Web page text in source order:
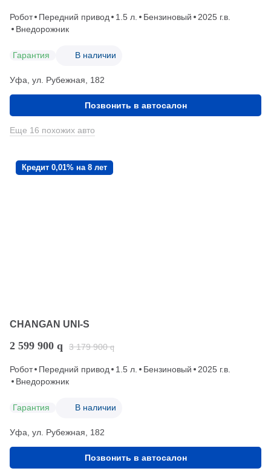
Робот Передний привод 1.5 л. Бензиновый
2025 г.в.
Внедорожник
Гарантия В наличии
Уфа, ул. Рубежная, 182
Позвонить в автосалон
Еще 16 похожих авто
Кредит 0,01% на 8 лет
CHANGAN UNI-S
2 599 900 q 3 179 900 q
Робот Передний привод 1.5 л. Бензиновый
2025 г.в.
Внедорожник
Гарантия В наличии
Уфа, ул. Рубежная, 182
Позвонить в автосалон